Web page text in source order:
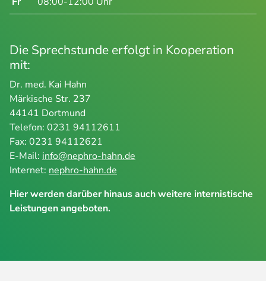
Die Sprechstunde erfolgt in Kooperation
mit:
Dr. med. Kai Hahn
Märkische Str. 237
44141 Dortmund
Telefon: 0231 94112611
Fax: 0231 94112621
E-Mail: info@nephro-hahn.de
Internet: nephro-hahn.de
Hier werden darüber hinaus auch weitere internistische
Leistungen angeboten.